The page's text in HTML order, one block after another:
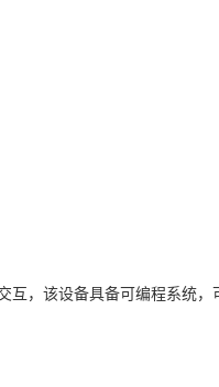
，该设备具备可编程系统